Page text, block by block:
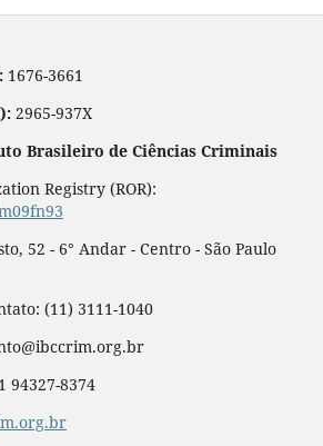
1676-3661
2965-937X
Brasileiro de Ciências Criminais
Registry (ROR):
52 - 6° Andar - Centro - São Paulo
(11) 3111-1040
94327-8374